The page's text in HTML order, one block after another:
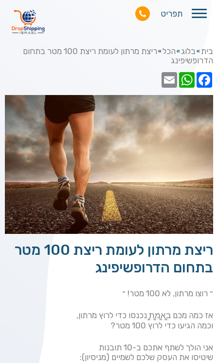
תפריט
בית » בלוג » הכל »
ריצת מרתון לעומת ריצת 100 מטר בתחום
הדרופשיפינג
ריצת מרתון לעומת ריצת 100 מטר
בתחום הדרופשיפינג
״ רוצו מרתון, לא 100 מטר! ״
אז כמה מכם ב̳א̳מ̳ת̳ נכנסו כדי לרוץ מרתון,
וכמה הגיעו כדי לרוץ 100 מטר?
אני הולך לשתף אתכם ב-10 תובנות
שיטיסו את העסק שלכם לשמיים (מניסיון):